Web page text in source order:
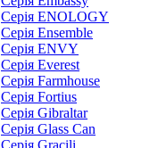
Серія ENOLOGY
Серія Ensemble
Серія ENVY
Серія Everest
Серія Farmhouse
Серія Fortius
Серія Gibraltar
Серія Glass Can
Серія Gracili